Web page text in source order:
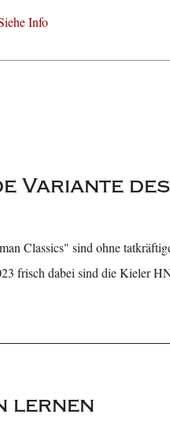
Info
Variante
Classics" sind ohne
frisch dabei sind die Kieler
lernen